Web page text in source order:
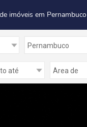
imóveis em Pernambuco